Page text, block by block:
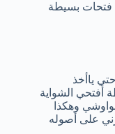
فتحات بسيطة
13 – نُدخل الصنية في الفرن علي درجة 200 حتي ياأخذ
أفتحي الشواية
وهكذا
على أصوله